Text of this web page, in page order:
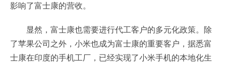
影响了富士康的营收。
显然，富士康也需要进行代工客户的多元化政策。除
了苹果公司之外，小米也成为富士康的重要客户，据悉富
士康在印度的手机工厂，已经实现了小米手机的本地化生